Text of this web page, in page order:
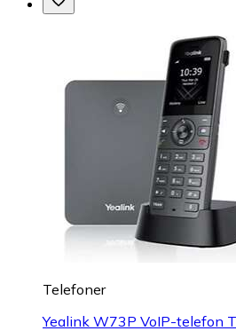
Telefoner
Yealink W73P VoIP-telefon